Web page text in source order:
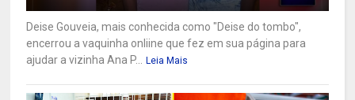
Deise Gouveia, mais conhecida como "Deise do tombo",
encerrou a vaquinha onliine que fez em sua página para
ajudar a vizinha Ana P...
Leia Mais